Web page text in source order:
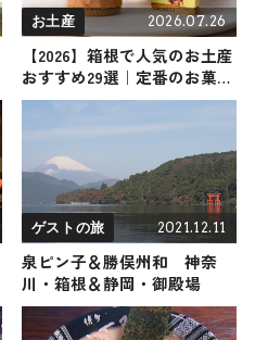
お土産 2026.07.26
【2026】箱根で人気のお土産
おすすめ29選｜定番のお菓子
から箱根限定、女性向け、雑
ゲストの旅 2021.12.11
泉ピン子＆勝俣州和 神奈
川・箱根＆静岡・御殿場